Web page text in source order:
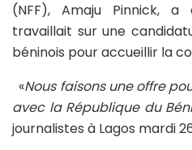
(NFF), Amaju Pinnick,
travaillait sur une
béninois pour accueillir la
«Nous faisons une offre
avec la République du
journalistes à Lagos mardi